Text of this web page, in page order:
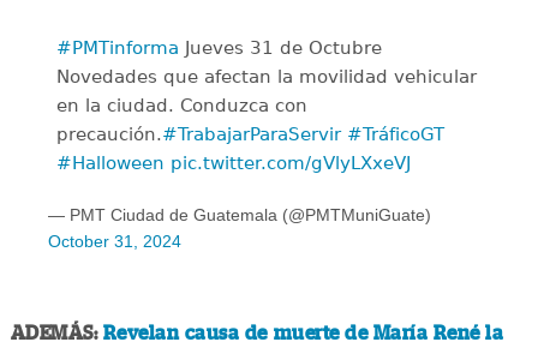
#PMTinforma Jueves 31 de Octubre
Novedades que afectan la movilidad vehicular
en la ciudad. Conduzca con
precaución.#TrabajarParaServir #TráficoGT
#Halloween pic.twitter.com/gVlyLXxeVJ
— PMT Ciudad de Guatemala (@PMTMuniGuate)
October 31, 2024
ADEMÁS: Revelan causa de muerte de María René la